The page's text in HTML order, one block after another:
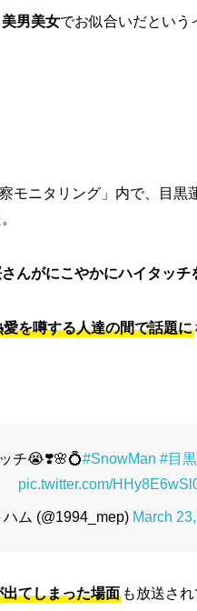
美男美女でお似合いだという
モニタリング」内で、目黒
んがにこやかにハイタッチ
を噂する人達の間で話題に
チ😭❣️🌸💍#SnowMan #目
pic.twitter.com/
ム (@1994_mep) March
てしまった場面 も放送され